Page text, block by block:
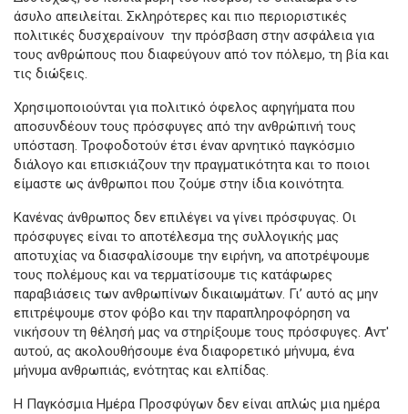
άσυλο απειλείται. Σκληρότερες και πιο περιοριστικές
πολιτικές δυσχεραίνουν την πρόσβαση στην ασφάλεια για
τους ανθρώπους που διαφεύγουν από τον πόλεμο, τη βία και
τις διώξεις.
Χρησιμοποιούνται για πολιτικό όφελος αφηγήματα που
αποσυνδέουν τους πρόσφυγες από την ανθρώπινή τους
υπόσταση. Τροφοδοτούν έτσι έναν αρνητικό παγκόσμιο
διάλογο και επισκιάζουν την πραγματικότητα και το ποιοι
είμαστε ως άνθρωποι που ζούμε στην ίδια κοινότητα.
Κανένας άνθρωπος δεν επιλέγει να γίνει πρόσφυγας. Οι
πρόσφυγες είναι το αποτέλεσμα της συλλογικής μας
αποτυχίας να διασφαλίσουμε την ειρήνη, να αποτρέψουμε
τους πολέμους και να τερματίσουμε τις κατάφωρες
παραβιάσεις των ανθρωπίνων δικαιωμάτων. Γι’ αυτό ας μην
επιτρέψουμε στον φόβο και την παραπληροφόρηση να
νικήσουν τη θέλησή μας να στηρίξουμε τους πρόσφυγες. Αντ'
αυτού, ας ακολουθήσουμε ένα διαφορετικό μήνυμα, ένα
μήνυμα ανθρωπιάς, ενότητας και ελπίδας.
Η Παγκόσμια Ημέρα Προσφύγων δεν είναι απλώς μια ημέρα